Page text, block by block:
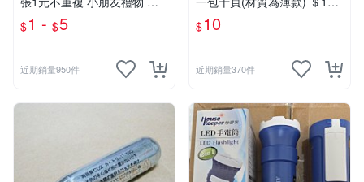
習班獎勵 中文版 PTCG寶可
夢卡 官方現貨
$1 - $5
近期銷量950件
元 (下單最少十包)
$10
近期銷量370件